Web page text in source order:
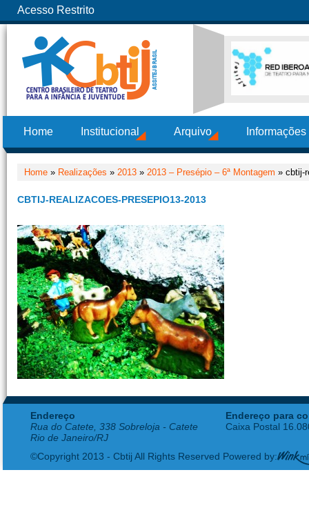
Acesso Restrito
Home Institucional Arquivo
Home » Realizações » 2013 » 2013 – Presépio – 6ª Montagem » cbtij-
CBTIJ-REALIZACOES-PRESEPIO13-2013
Endereço
Rua do Catete, 338 Sobreloja - Catete
Rio de Janeiro/RJ
Endereço para
Caixa Postal
©Copyright 2013 - Cbtij All Rights Reserved Powered by: